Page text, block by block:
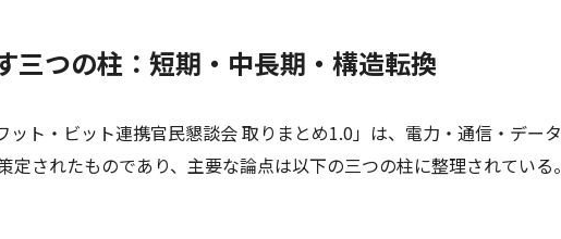
三つの柱：短期・中長期・構造転換
ト・ビット連携官民懇談会 取りまとめ1.0」は、電力・通信・データ
されたものであり、主要な論点は以下の三つの柱に整理されている。